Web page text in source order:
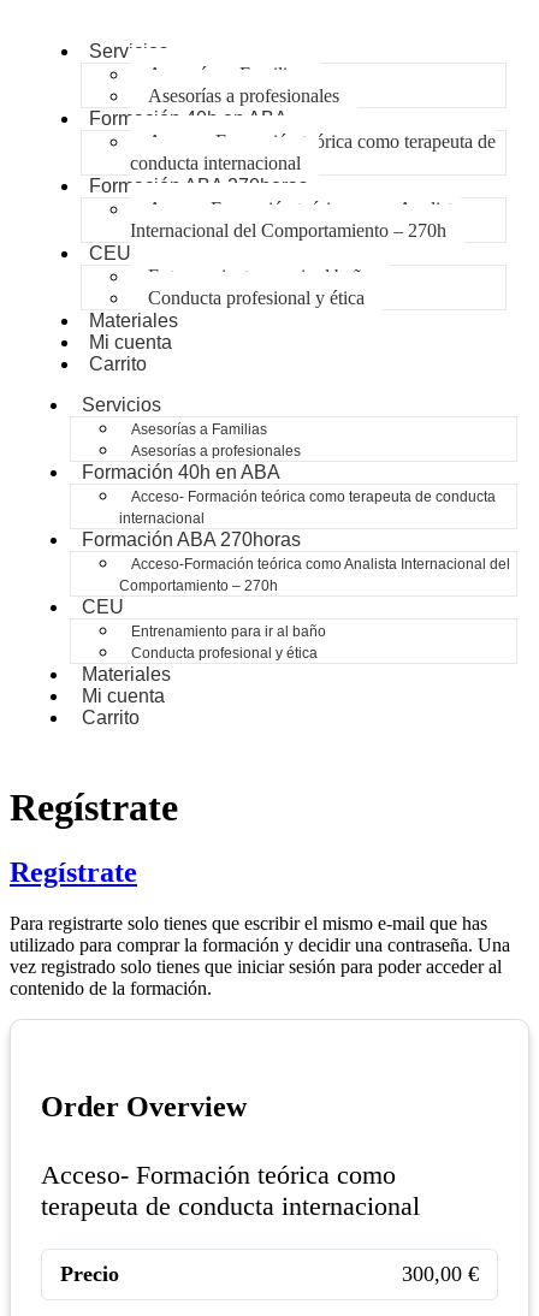
Servicios
Asesorías a Familias
Asesorías a profesionales
Formación 40h en ABA
Acceso- Formación teórica como terapeuta de
conducta internacional
Formación ABA 270horas
Acceso-Formación teórica como Analista
Internacional del Comportamiento – 270h
CEU
Entrenamiento para ir al baño
Conducta profesional y ética
Materiales
Mi cuenta
Carrito
Servicios
Asesorías a Familias
Asesorías a profesionales
Formación 40h en ABA
Acceso- Formación teórica como terapeuta de conducta
internacional
Formación ABA 270horas
Acceso-Formación teórica como Analista Internacional del
Comportamiento – 270h
CEU
Entrenamiento para ir al baño
Conducta profesional y ética
Materiales
Mi cuenta
Carrito
Regístrate
Regístrate
Para registrarte solo tienes que escribir el mismo e-mail que has
utilizado para comprar la formación y decidir una contraseña. Una
vez registrado solo tienes que iniciar sesión para poder acceder al
contenido de la formación.
Order Overview
Acceso- Formación teórica como
terapeuta de conducta internacional
Precio 300,00 €